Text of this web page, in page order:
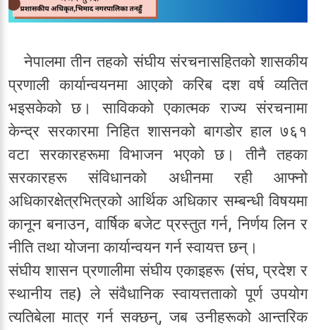
नेपालमा तीन तहको संघीय संरचनासहितको शासकीय
प्रणाली कार्यान्वयनमा आएको करिब दश वर्ष व्यतित
भइसकेको छ। साविकको एकात्मक राज्य संरचनामा
केन्द्र सरकारमा निहित शासनको बागडोर हाल ७६१
वटा सरकारहरूमा विभाजन भएको छ। तीनै तहका
सरकारहरू संविधानको अधीनमा रही आफ्नो
अधिकारक्षेत्रभित्रको आर्थिक अधिकार सम्बन्धी विषयमा
कानून बनाउन, वार्षिक बजेट प्रस्तुत गर्न, निर्णय लिन र
नीति तथा योजना कार्यान्वयन गर्न स्वायत्त छन्।
संघीय शासन प्रणालीमा संघीय एकाइहरू (संघ, प्रदेश र
स्थानीय तह) ले संवैधानिक स्वायत्तताको पूर्ण उपयोग
त्यतिबेला मात्र गर्न सक्छन्, जब उनीहरूको आन्तरिक